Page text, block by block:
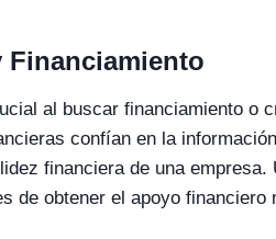
Financiamiento
al buscar financiamiento o
confían en la
financiera de una
de obtener el apoyo